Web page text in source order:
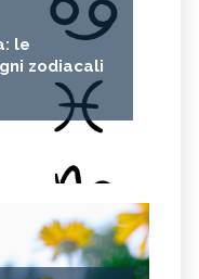
le
zodiacali